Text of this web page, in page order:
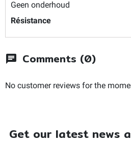
Geen onderhoud
Résistance
chat Comments (0)
No customer reviews for the
Get our latest news